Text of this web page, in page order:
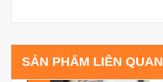
SẢN PHẨM LIÊN QUAN